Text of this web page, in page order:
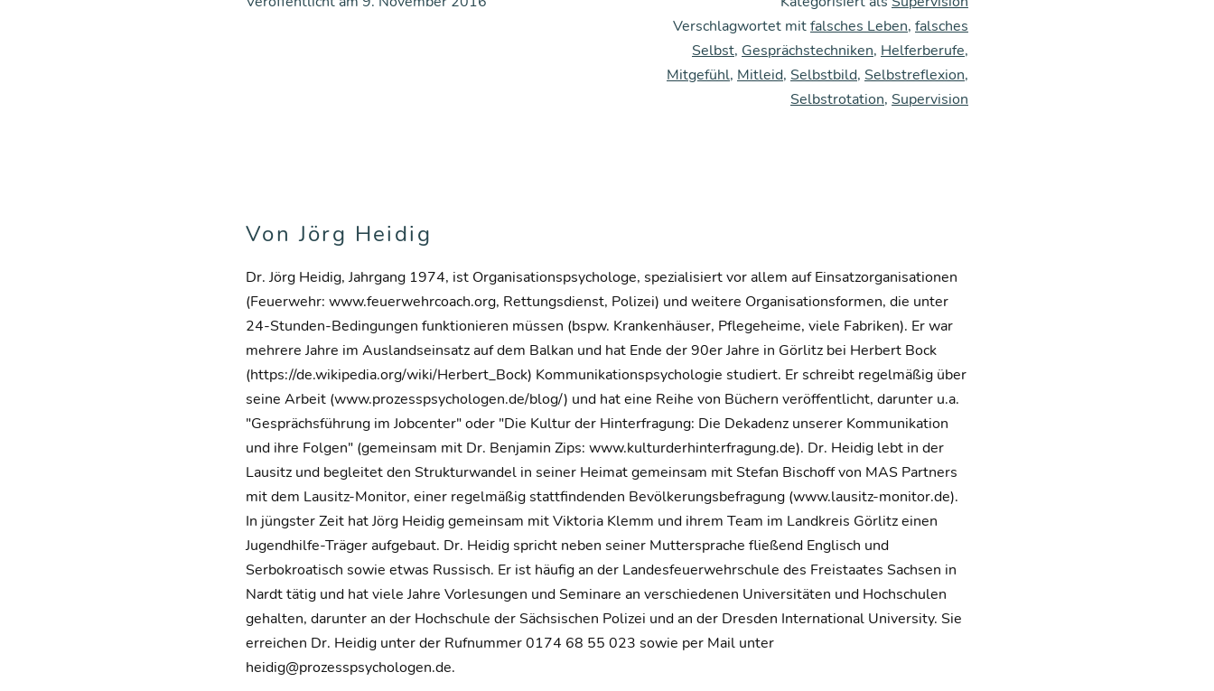
Verschlagwortet mitfalsches Leben, falsches
Selbst, Gesprächstechniken, Helferberufe,
Mitgefühl, Mitleid, Selbstbild, Selbstreflexion,
Selbstrotation, Supervision
Von Jörg Heidig
Dr. Jörg Heidig, Jahrgang 1974, ist Organisationspsychologe, spezialisiert vor allem auf Einsatzorganisationen
(Feuerwehr: www.feuerwehrcoach.org, Rettungsdienst, Polizei) und weitere Organisationsformen, die unter
24-Stunden-Bedingungen funktionieren müssen (bspw. Krankenhäuser, Pflegeheime, viele Fabriken). Er war
mehrere Jahre im Auslandseinsatz auf dem Balkan und hat Ende der 90er Jahre in Görlitz bei Herbert Bock
(https://de.wikipedia.org/wiki/Herbert_Bock) Kommunikationspsychologie studiert. Er schreibt regelmäßig über
seine Arbeit (www.prozesspsychologen.de/blog/) und hat eine Reihe von Büchern veröffentlicht, darunter u.a.
"Gesprächsführung im Jobcenter" oder "Die Kultur der Hinterfragung: Die Dekadenz unserer Kommunikation
und ihre Folgen" (gemeinsam mit Dr. Benjamin Zips: www.kulturderhinterfragung.de). Dr. Heidig lebt in der
Lausitz und begleitet den Strukturwandel in seiner Heimat gemeinsam mit Stefan Bischoff von MAS Partners
mit dem Lausitz-Monitor, einer regelmäßig stattfindenden Bevölkerungsbefragung (www.lausitz-monitor.de).
In jüngster Zeit hat Jörg Heidig gemeinsam mit Viktoria Klemm und ihrem Team im Landkreis Görlitz einen
Jugendhilfe-Träger aufgebaut. Dr. Heidig spricht neben seiner Muttersprache fließend Englisch und
Serbokroatisch sowie etwas Russisch. Er ist häufig an der Landesfeuerwehrschule des Freistaates Sachsen in
Nardt tätig und hat viele Jahre Vorlesungen und Seminare an verschiedenen Universitäten und Hochschulen
gehalten, darunter an der Hochschule der Sächsischen Polizei und an der Dresden International University. Sie
erreichen Dr. Heidig unter der Rufnummer 0174 68 55 023 sowie per Mail unter
heidig@prozesspsychologen.de.